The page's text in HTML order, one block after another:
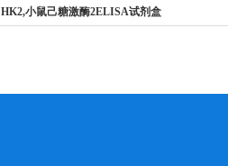
HK2,小鼠己糖激酶2ELISA试剂盒